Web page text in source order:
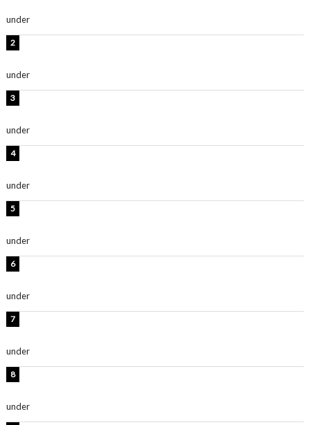
under
under
under
under
under
under
under
under